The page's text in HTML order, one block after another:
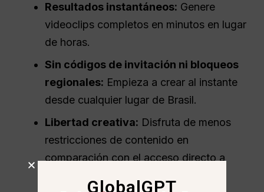
Resultados instantáneos: Genere
videoclips completos en minutos en lugar
de horas.
Sin códigos de invitación ni bloqueos
regionales: Empieza a crear al instante
desde cualquier lugar de Brasil.
Libertad creativa: Disfruta de menos
restricciones de contenido en
comparación con el acceso directo a
GlobalGPT